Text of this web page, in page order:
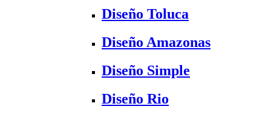
Diseño Toluca
Diseño Amazonas
Diseño Simple
Diseño Rio